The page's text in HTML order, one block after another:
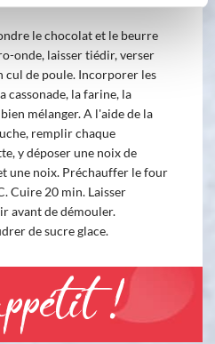
le chocolat et le beurre
onde, laisser tiédir, verser
cul de poule. Incorporer les
cassonade, la farine, la
mélanger. A l'aide de la
remplir chaque
y déposer une noix de
une noix. Préchauffer le four
Cuire 20 min. Laisser
avant de démouler.
de sucre glace.
!